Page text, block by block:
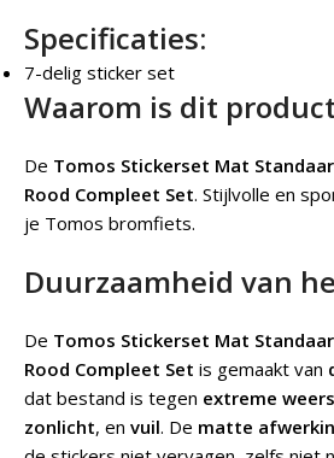
Specificaties:
7-delig sticker set
Waarom is dit
De Tomos Stickerset Mat
Rood Compleet Set. Stijlvolle en
je Tomos bromfiets.
Duurzaamheid van
De Tomos Stickerset Mat
Rood Compleet Set is gemaakt van
dat bestand is tegen extreme
zonlicht, en vuil. De matte